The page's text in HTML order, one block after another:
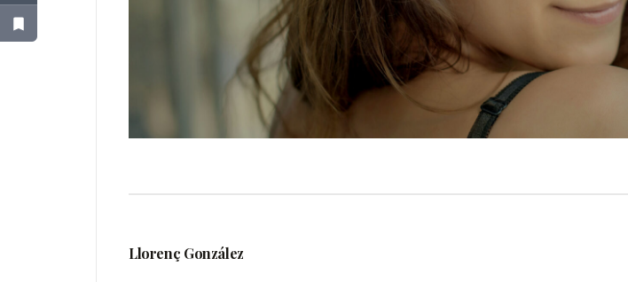
Llorenç González